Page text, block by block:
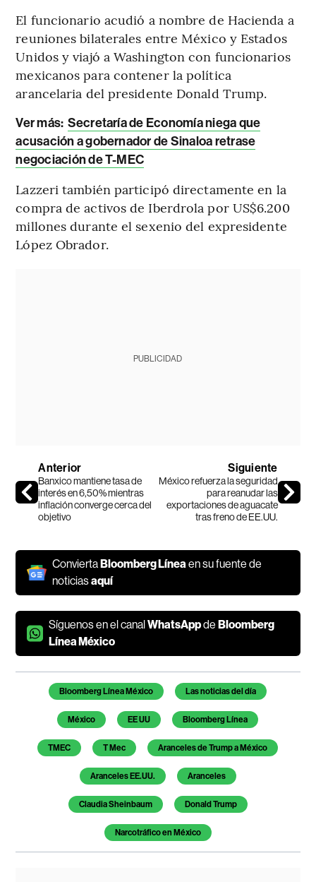
El funcionario acudió a nombre de Hacienda a
reuniones bilaterales entre México y Estados
Unidos y viajó a Washington con funcionarios
mexicanos para contener la política
arancelaria del presidente Donald Trump.
Ver más: Secretaría de Economía niega que
acusación a gobernador de Sinaloa retrase
negociación de T-MEC
Lazzeri también participó directamente en la
compra de activos de Iberdrola por US$6.200
millones durante el sexenio del expresidente
López Obrador.
PUBLICIDAD
Anterior
Banxico mantiene tasa de
interés en 6,50% mientras
inflación converge cerca del
objetivo
Siguiente
México refuerza la seguridad
para reanudar las
exportaciones de aguacate
tras freno de EE.UU.
ConviertaBloomberg Líneaen su fuente de
noticiasaquí
Síguenos en el canalWhatsAppdeBloomberg
Línea México
Temas de este artículo
Bloomberg Línea México Las noticias del día
México EE UU Bloomberg Línea
TMEC T Mec Aranceles de Trump a México
Aranceles EE.UU. Aranceles
Claudia Sheinbaum Donald Trump
Narcotráfico en México